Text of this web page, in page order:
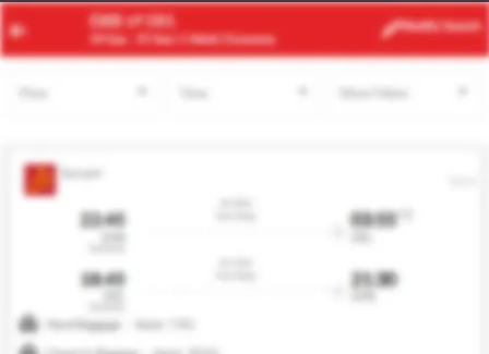
LOS IST
23 Aug -30 Aug | 1 Adult| Economy
Modify
Search